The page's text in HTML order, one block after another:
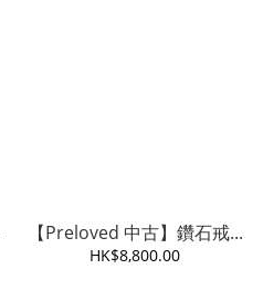
【Preloved 中古】鑽石戒...
HK$8,800.00